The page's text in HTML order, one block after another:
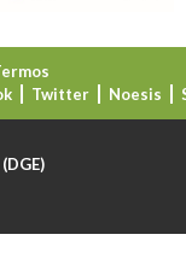
Twitter Noesis